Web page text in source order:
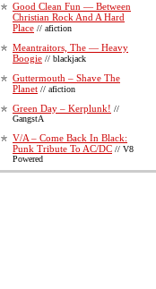
Good Clean Fun — Between
Christian Rock And A Hard
Place // afiction
Meantraitors, The — Heavy
Boogie // blackjack
Guttermouth – Shave The
Planet // afiction
Green Day – Kerplunk! //
GangstA
V/A – Come Back In Black:
Punk Tribute To AC/DC // V8
Powered